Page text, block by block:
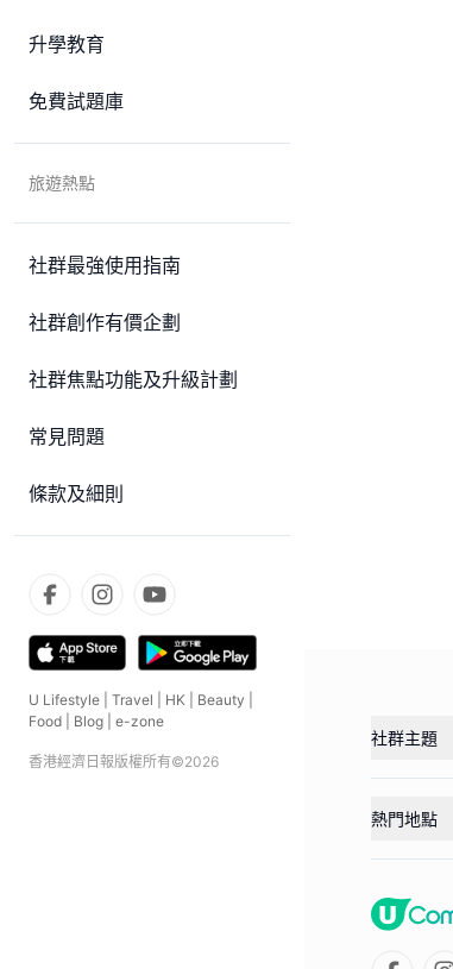
升學教育
免費試題庫
旅遊熱點
社群最強使用指南
社群創作有價企劃
社群焦點功能及升級計劃
常見問題
條款及細則
U Lifestyle Travel HK Beauty
Food
Blog e-zone
香港經濟日報版權所有©2026
社群主題
熱門地點